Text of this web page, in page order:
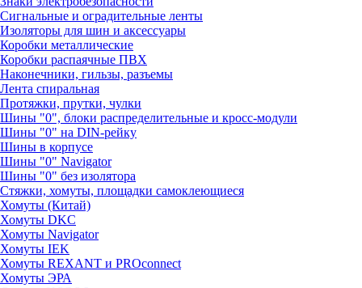
Сигнальные и оградительные ленты
Изоляторы для шин и аксессуары
Коробки металлические
Коробки распаячные ПВХ
Наконечники, гильзы, разъемы
Лента спиральная
Протяжки, прутки, чулки
Шины "0", блоки распределительные и кросс-модули
Шины "0" на DIN-рейку
Шины в корпусе
Шины "0" Navigator
Шины "0" без изолятора
Стяжки, хомуты, площадки самоклеющиеся
Хомуты (Китай)
Хомуты DKC
Хомуты Navigator
Хомуты IEK
Хомуты REXANT и PROconnect
Хомуты ЭРА